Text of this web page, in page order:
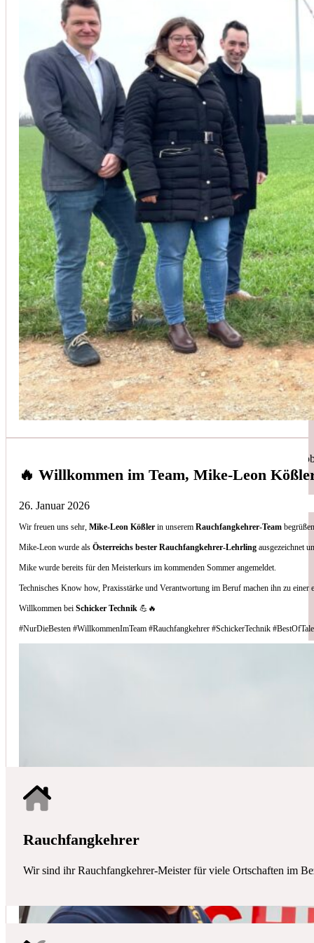
🔥 Willkommen im Team, Mike-Leon
26. Januar 2026
Wir freuen uns sehr,Mike-Leon Kößler in unseremRauchfangkehrer-Team
Mike-Leon wurde alsÖsterreichs bester Rauchfangkehrer-Lehrling ausgezeichnet
Mike wurde bereits für den Meisterkurs im kommenden Sommer angemeldet.
Technisches Know how, Praxisstärke und Verantwortung im Beruf machen ihn zu
Willkommen beiSchicker Technik 💪🔥
#NurDieBesten #WillkommenImTeam #Rauchfangkehrer #SchickerTechnik
Unsere Kunden vertrauen auf unsere langjährige Erfahrung und
Christoph Windisch
aus unseren Google-Bewertungen
Vom Anbot bis zur Fertigstellung alles rasch und
(Umbau) wurde besprochen und problemlos gelöst.
Johanna Koe
aus unseren Google-Bewertungen
Sehr freundlich! Hat alles super geklappt!
Simon Bilek
Anruf, 3 Stunden später war jemand Vorort, Problem
Thomas Gornix
aus unseren Google-Bewertungen
Nettes Team, und kompetente Beratung.
Rauchfangkehrer
Wir sind ihr Rauchfangkehrer-Meister für viele Ortschaften im